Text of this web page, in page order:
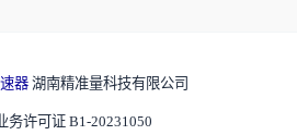
器 湖南精准量科技有限公司
务许可证 B1-20231050